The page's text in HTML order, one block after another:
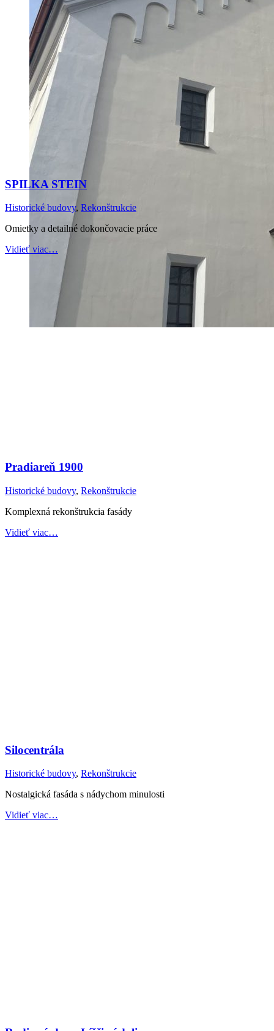
SPILKA STEIN
Historické budovy, Rekonštrukcie
Omietky a detailné dokončovacie práce
Vidieť viac…
Pradiareň 1900
Historické budovy, Rekonštrukcie
Komplexná rekonštrukcia fasády
Vidieť viac…
Silocentrála
Historické budovy, Rekonštrukcie
Nostalgická fasáda s nádychom minulosti
Vidieť viac…